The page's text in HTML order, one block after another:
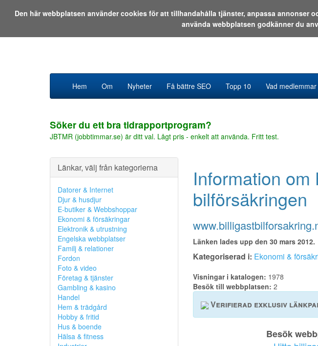
Hem Om Nyheter Få bättre SEO Topp 10 Vad
Söker du ett bra tidrapportprogram?
JBTMR (jobbtimmar.se) är ditt val. Lågt pris - enkelt att använda. Fritt test.
Länkar, välj från kategorierna
Datorer & Internet
Djur & husdjur
E-butiker & Webbshoppar
Ekonomi & försäkringar
Elektronik & utrustning
Engelska webbplatser
Familj & relationer
Fordon
Foto & video
Företag & tjänster
Gambling & kasino
Handel
Hem & trädgård
Hobby & fritid
Hus & boende
Hälsa & fitness
Information om
bilförsäkringen
Länken lades upp den 30 mars 2012.
Kategoriserad i: Ekonomi &
Visningar i katalogen: 1978
Besök till webbplatsen: 2
Verifierad exklusiv
Besök
Den här webbplatsen använder cookies för att tillhandahålla tjänster, anpassa annonser
använda webbplatsen godkänner du